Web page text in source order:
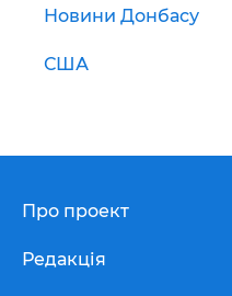
Новини Донбасу
США
Про проект
Редакція